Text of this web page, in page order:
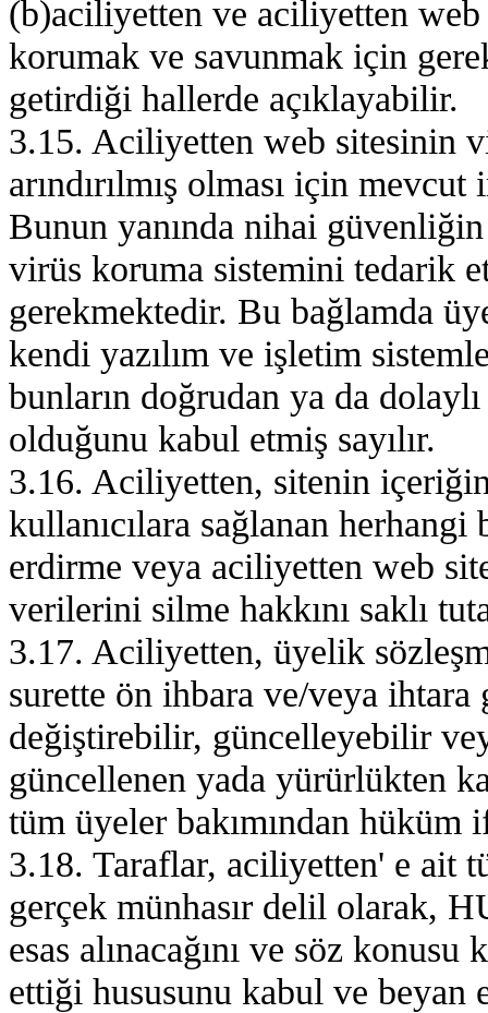
(b)aciliyetten ve aciliyetten
korumak ve savunmak için
getirdiği hallerde açıklayabilir.
3.15. Aciliyetten web sitesinin
arındırılmış olması için
Bunun yanında nihai güvenliğin
virüs koruma sistemini tedarik
gerekmektedir. Bu bağlamda
kendi yazılım ve işletim
bunların doğrudan ya da
olduğunu kabul etmiş sayılır.
3.16. Aciliyetten, sitenin
kullanıcılara sağlanan
erdirme veya aciliyetten web
verilerini silme hakkını saklı
3.17. Aciliyetten, üyelik
surette ön ihbara ve/veya ihtara
değiştirebilir, güncelleyebilir
güncellenen yada yürürlükten
tüm üyeler bakımından hüküm
3.18. Taraflar, aciliyetten' e ait
gerçek münhasır delil olarak,
esas alınacağını ve söz
ettiği hususunu kabul ve beyan